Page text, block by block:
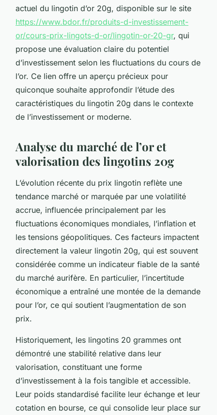
actuel du lingotin d’or 20g, disponible sur le site
https://www.bdor.fr/produits-d-investissement-
or/cours-prix-lingots-d-or/lingotin-or-20-gr, qui
propose une évaluation claire du potentiel
d’investissement selon les fluctuations du cours de
l’or. Ce lien offre un aperçu précieux pour
quiconque souhaite approfondir l’étude des
caractéristiques du lingotin 20g dans le contexte
de l’investissement or moderne.
Analyse du marché de l’or et
valorisation des lingotins 20g
L’évolution récente du prix lingotin reflète une
tendance marché or marquée par une volatilité
accrue, influencée principalement par les
fluctuations économiques mondiales, l’inflation et
les tensions géopolitiques. Ces facteurs impactent
directement la valeur lingotin 20g, qui est souvent
considérée comme un indicateur fiable de la santé
du marché aurifère. En particulier, l’incertitude
économique a entraîné une montée de la demande
pour l’or, ce qui soutient l’augmentation de son
prix.
Historiquement, les lingotins 20 grammes ont
démontré une stabilité relative dans leur
valorisation, constituant une forme
d’investissement à la fois tangible et accessible.
Leur poids standardisé facilite leur échange et leur
cotation en bourse, ce qui consolide leur place sur